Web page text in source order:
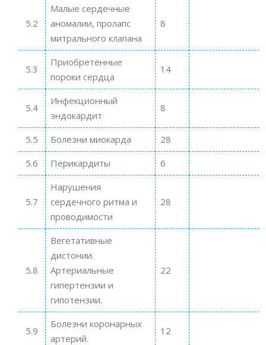
5.2
Малые сердечные
аномалии, пролапс
митрального клапана
8
5.3
Приобретенные
пороки сердца
14
5.4
Инфекционный
эндокардит
8
5.5 Болезни миокарда
28
5.6
Перикардиты 6
5.7
Нарушения
сердечного ритма и
проводимости
28
5.8
Вегетативные
дистонии.
Артериальные
гипертензии и
гипотензии.
22
5.9
Болезни коронарных
артерий.
12